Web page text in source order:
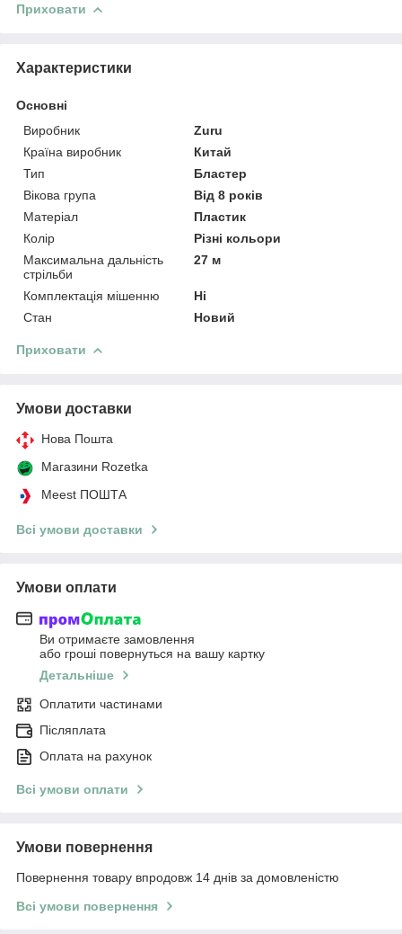
Приховати
Характеристики
Основні
Виробник
Zuru
Країна виробник
Китай
Тип
Бластер
Вікова група
Від 8 років
Матеріал
Пластик
Колір
Різні кольори
Максимальна дальність
стрільби
27 м
Комплектація мішенню
Ні
Стан
Новий
Приховати
Умови доставки
Нова Пошта
Магазини Rozetka
Meest ПОШТА
Всі умови доставки
Умови оплати
Ви отримаєте замовлення
або гроші повернуться на вашу картку
Детальніше
Оплатити частинами
Післяплата
Оплата на рахунок
Всі умови оплати
Умови повернення
Повернення товару впродовж 14 днів за домовленістю
Всі умови повернення